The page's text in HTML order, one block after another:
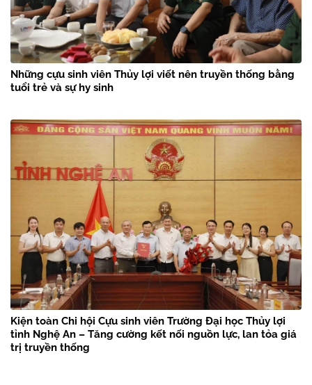
Những cựu sinh viên Thủy lợi viết nên truyền thống bằng
tuổi trẻ và sự hy sinh
Kiện toàn Chi hội Cựu sinh viên Trường Đại học Thủy lợi
tỉnh Nghệ An – Tăng cường kết nối nguồn lực, lan tỏa giá
trị truyền thống